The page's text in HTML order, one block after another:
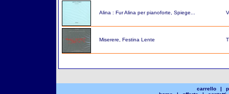
Alina : Fur Alina per pianoforte, Spiege...
Miserere, Festina Lente
carrello |